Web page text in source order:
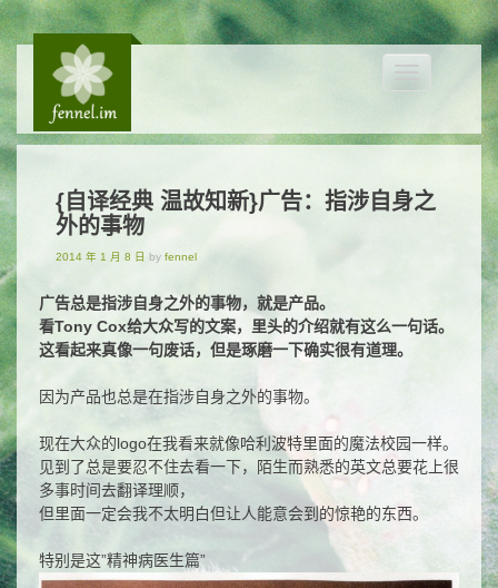
{自译经典 温故知新}广告：指涉自身之
外的事物
2014 年 1 月 8 日 by fennel
广告总是指涉自身之外的事物，就是产品。
看Tony Cox给大众写的文案，里头的介绍就有这么一句话。
这看起来真像一句废话，但是琢磨一下确实很有道理。
因为产品也总是在指涉自身之外的事物。
现在大众的logo在我看来就像哈利波特里面的魔法校园一样。
见到了总是要忍不住去看一下，陌生而熟悉的英文总要花上很
多事时间去翻译理顺，
但里面一定会我不太明白但让人能意会到的惊艳的东西。
特别是这”精神病医生篇”